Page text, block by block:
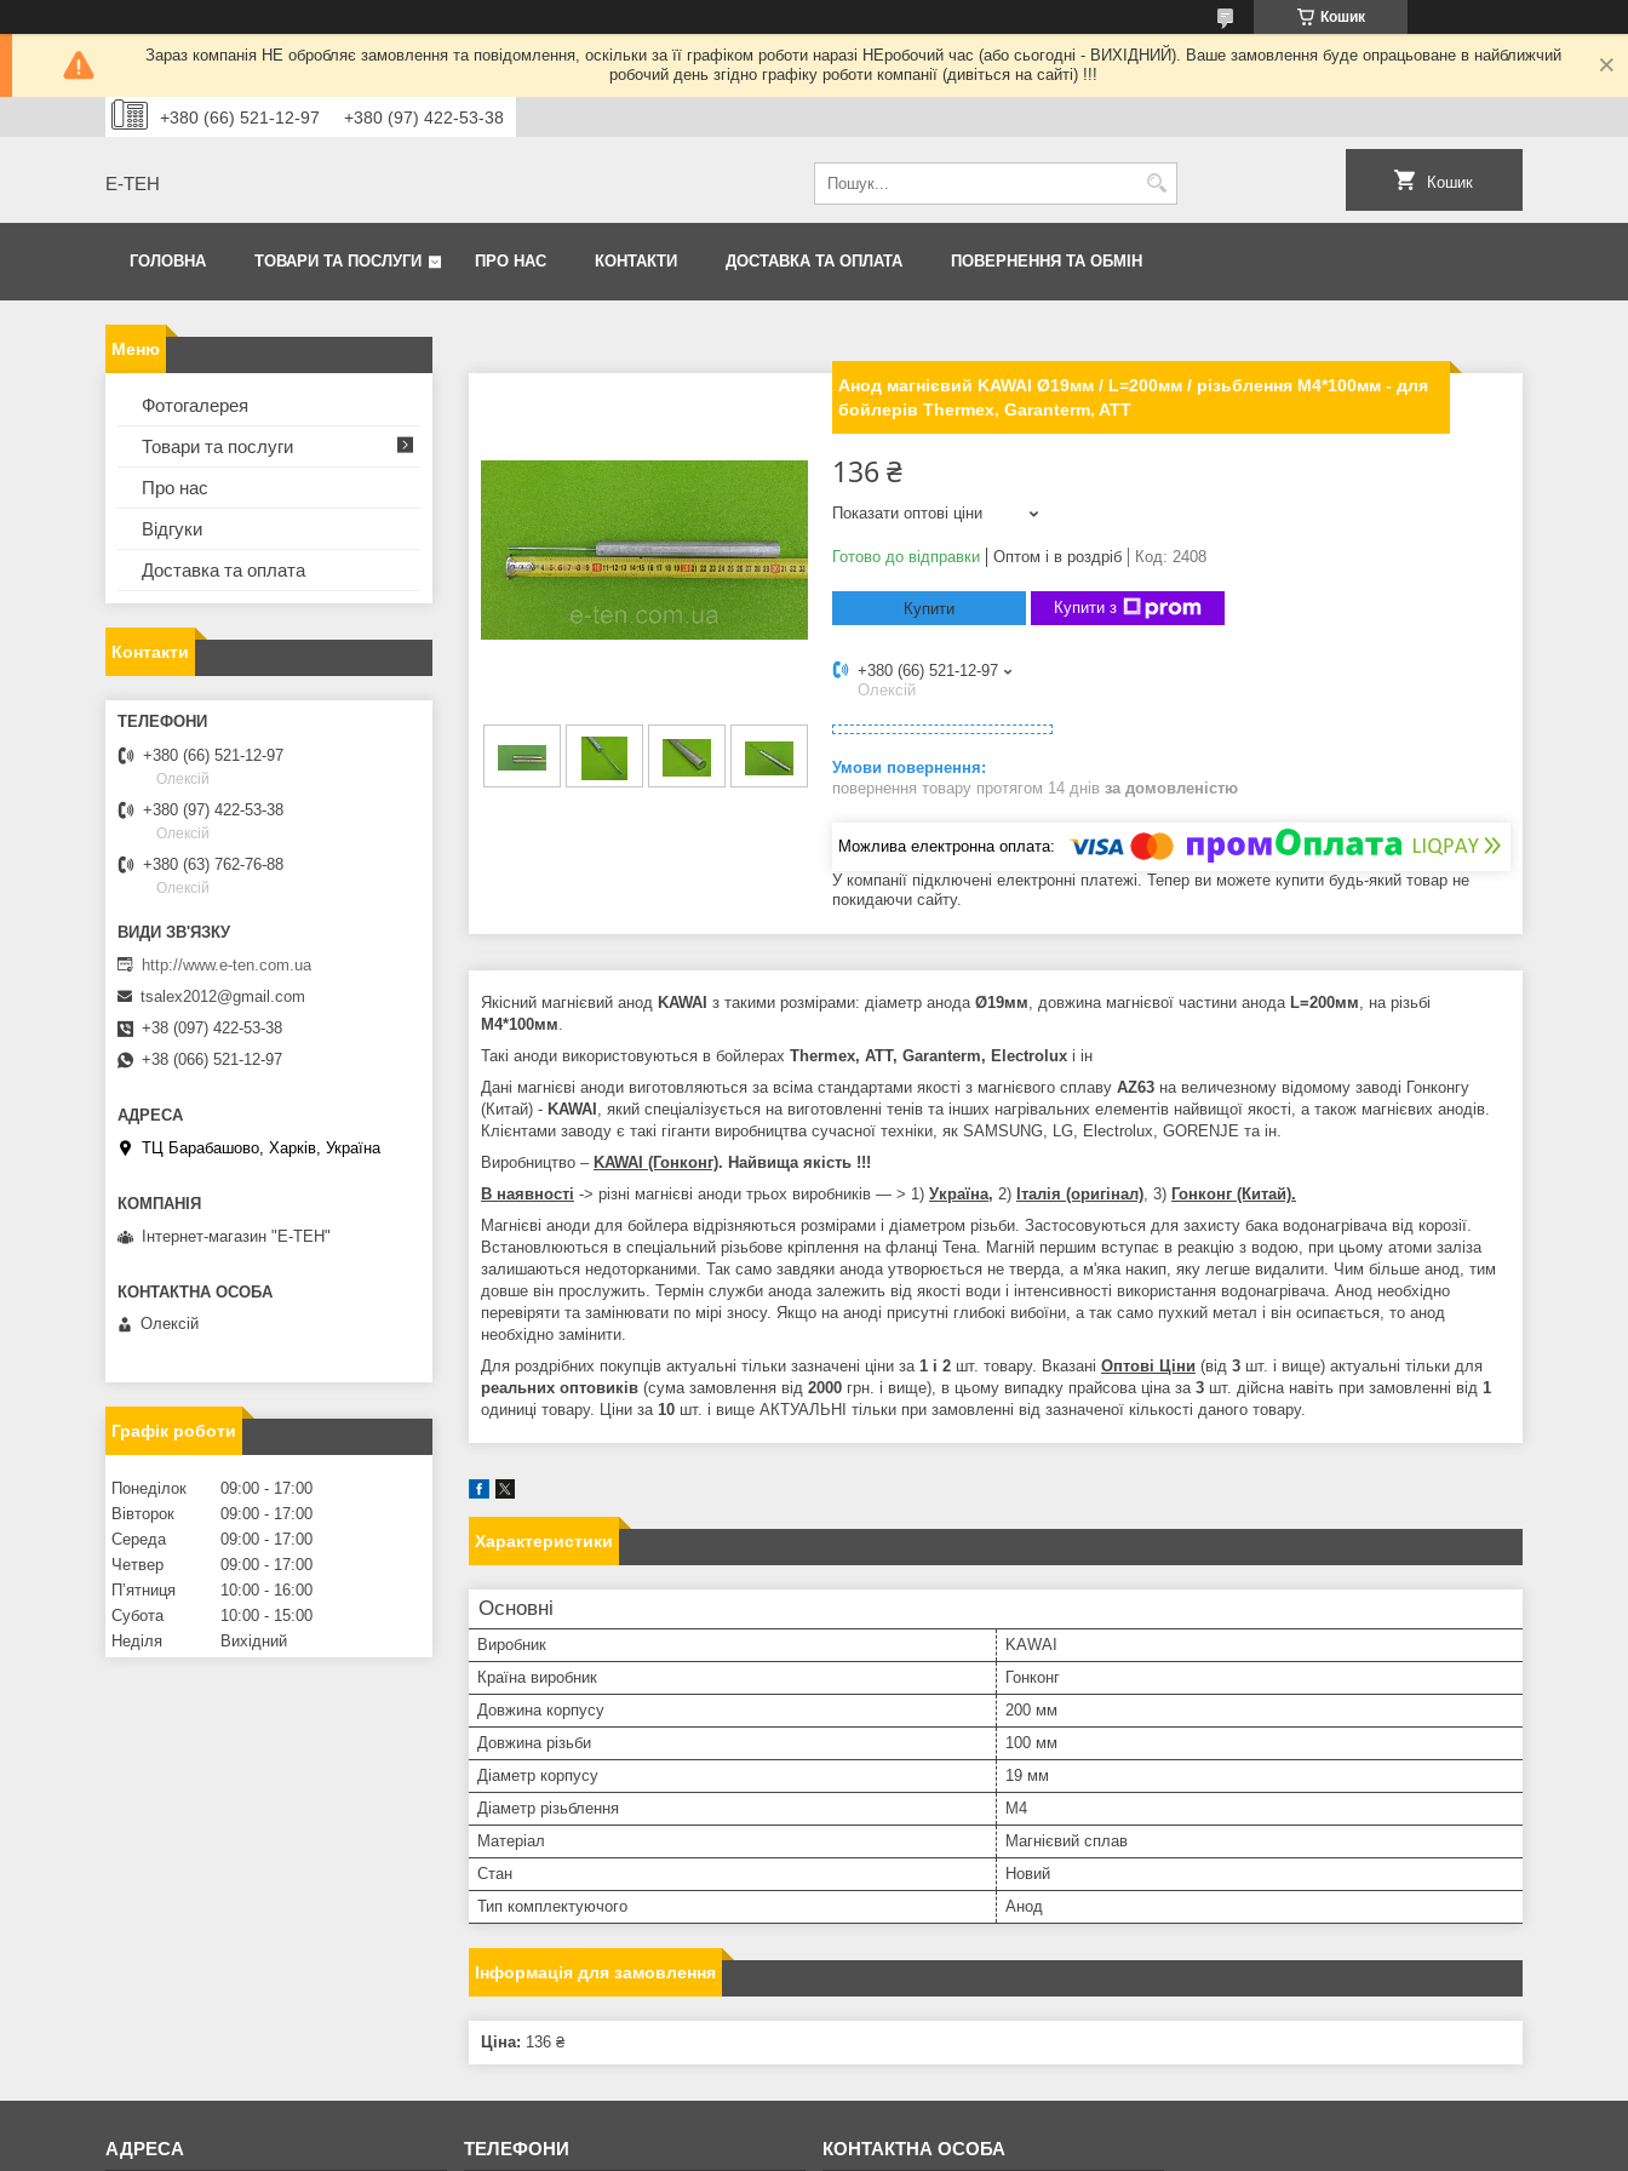
Кошик
Зараз компанія НЕ обробляє замовлення та повідомлення, оскільки за її графіком роботи наразі НЕробочий час (або сьогодні - ВИХІДНИЙ). Ваше замовлення буде опрацьоване в найближчий
робочий день згідно графіку роботи компанії (дивіться на сайті) !!!
+380 (66) 521-12-97 +380 (97) 422-53-38
Е-ТЕН Кошик
ГОЛОВНА ТОВАРИ ТА ПОСЛУГИ ПРО НАС КОНТАКТИ ДОСТАВКА ТА ОПЛАТА ПОВЕРНЕННЯ ТА ОБМІН
Анод магнієвий KAWAI Ø19мм / L=200мм / різьблення M4*100мм - для
бойлерів Thermex, Garanterm, ATT
136 ₴
Показати оптові ціни
Готово до відправки Оптом і в роздріб Код: 2408
Купити Купити з
+380 (66) 521-12-97
Олексій
повернення товару протягом 14 днів за домовленістю
У компанії підключені електронні платежі. Тепер ви можете купити будь-який товар не
покидаючи сайту.
Якісний магнієвий анод KAWAI з такими розмірами: діаметр анода Ø19мм , довжина магнієвої частини анода L=200мм , на різьбі
М4*100мм
Такі аноди використовуються в бойлерах Thermex, ATT, Garanterm, Electrolux і ін
Дані магнієві аноди виготовляються за всіма стандартами якості з магнієвого сплаву AZ63 на величезному відомому заводі Гонконгу
(Китай) - KAWAI
, який спеціалізується на виготовленні тенів та інших нагрівальних елементів найвищої якості, а також магнієвих анодів.
Клієнтами заводу є такі гіганти виробництва сучасної техніки, як SAMSUNG, LG, Electrolux, GORENJE та ін.
Виробництво – KAWAI (Гонконг). Найвища якість !!!
В наявності -> різні магнієві аноди трьох виробників ― > 1) Україна, 2) Італія (оригінал) , 3) Гонконг (Китай).
Магнієві аноди для бойлера відрізняються розмірами і діаметром різьби. Застосовуються для захисту бака водонагрівача від корозії.
Встановлюються в спеціальний різьбове кріплення на фланці Тена. Магній першим вступає в реакцію з водою, при цьому атоми заліза
залишаються недоторканими. Так само завдяки анода утворюється не тверда, а м'яка накип, яку легше видалити. Чим більше анод, тим
довше він прослужить. Термін служби анода залежить від якості води і інтенсивності використання водонагрівача. Анод необхідно
перевіряти та замінювати по мірі зносу. Якщо на аноді присутні глибокі вибоїни, а так само пухкий метал і він осипається, то анод
необхідно замінити.
Для роздрібних покупців актуальні тільки зазначені ціни за 1 і 2 шт. товару. Вказані Оптові Ціни (від 3 шт. і вище) актуальні тільки для
реальних оптовиків (сума замовлення від 2000 грн. і вище), в цьому випадку прайсова ціна за 3 шт. дійсна навіть при замовленні від 1
одиниці товару. Ціни за 10 шт. і вище АКТУАЛЬНІ тільки при замовленні від зазначеної кількості даного товару.
Характеристики
Основні
Виробник
KAWAI
Країна виробник
Гонконг
Довжина корпусу
200 мм
Довжина різьби
100 мм
Діаметр корпусу
19 мм
Діаметр різьблення
М4
Матеріал
Магнієвий сплав
Стан
Новий
Тип комплектуючого
Анод
Інформація для замовлення
Ціна: 136 ₴
Фотогалерея
Товари та послуги
Про нас
Відгуки
Доставка та оплата
Контакти
+380 (66) 521-12-97
Олексій
+380 (97) 422-53-38
Олексій
+380 (63) 762-76-88
Олексій
http://www.e-ten.com.ua
tsalex2012@gmail.com
+38 (097) 422-53-38
+38 (066) 521-12-97
ТЦ Барабашово, Харків, Україна
Інтернет-магазин "Е-ТЕН"
Олексій
Графік роботи
Понеділок 09:00
17:00
Вівторок
09:00
17:00
Середа
09:00
17:00
Четвер
09:00
17:00
Пʼятниця
10:00
16:00
Субота
10:00
15:00
Неділя
Вихідний